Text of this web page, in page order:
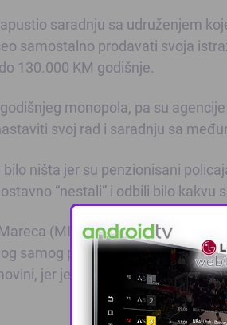
saradnju sa udruženjem
samostalno prodavati svoja
130.000 KM godišnje.
monopola, pa su
svoj rad i saradnju sa
ništa jer su penzionisani
“nestali” i odbili bilo
(MIB), sasvim sigurno će
samog početka rada, o
jer je ova kompanija tokom